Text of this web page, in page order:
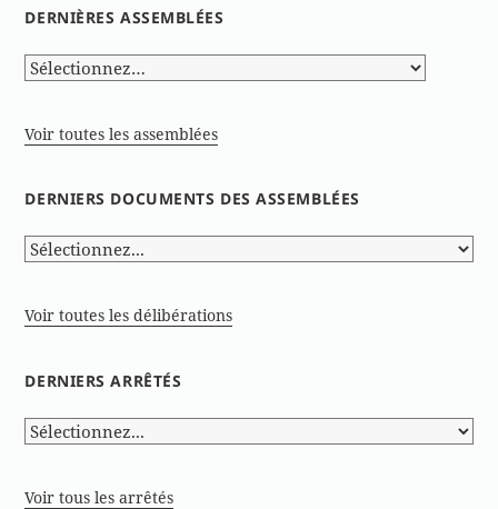
DERNIÈRES ASSEMBLÉES
Voir toutes les assemblées
DERNIERS DOCUMENTS DES ASSEMBLÉES
Voir toutes les délibérations
DERNIERS ARRÊTÉS
Voir tous les arrêtés